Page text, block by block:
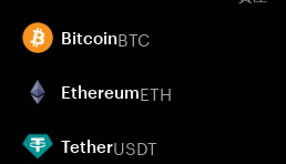
BitcoinBTC
EthereumETH
TetherUSDT